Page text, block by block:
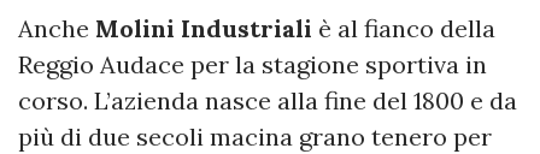
Anche Molini Industriali è al fianco della
Reggio Audace per la stagione sportiva in
corso. L’azienda nasce alla fine del 1800 e da
più di due secoli macina grano tenero per